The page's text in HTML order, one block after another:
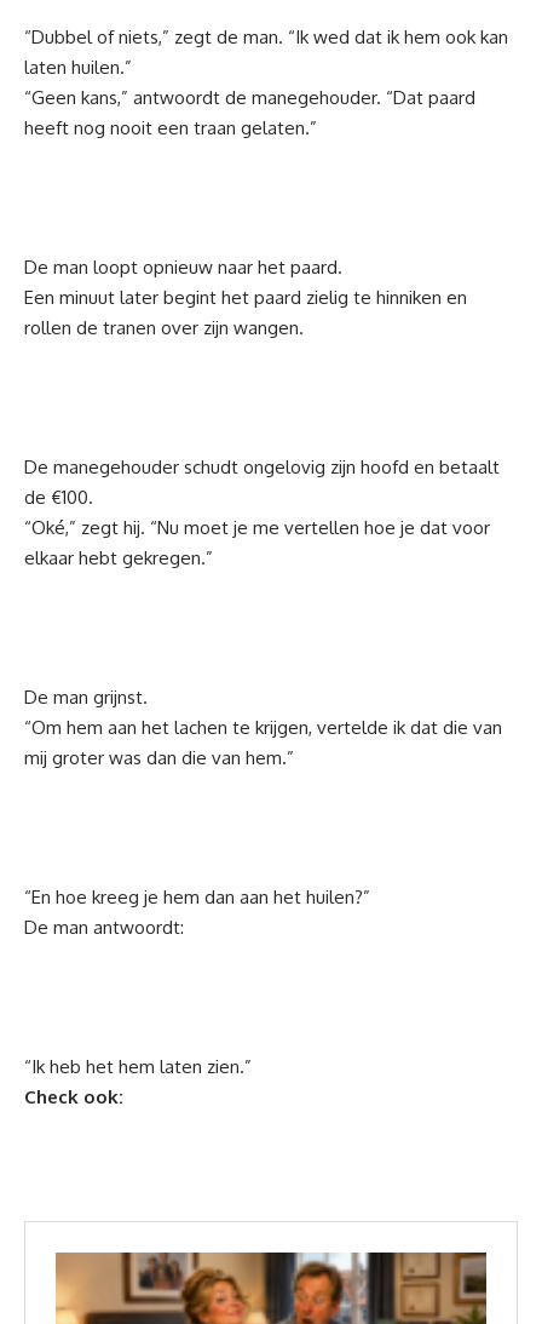
“Dubbel of niets,” zegt de man. “Ik wed dat ik hem ook kan
laten huilen.”
“Geen kans,” antwoordt de manegehouder. “Dat paard
heeft nog nooit een traan gelaten.”
De man loopt opnieuw naar het paard.
Een minuut later begint het paard zielig te hinniken en
rollen de tranen over zijn wangen.
De manegehouder schudt ongelovig zijn hoofd en betaalt
de €100.
“Oké,” zegt hij. “Nu moet je me vertellen hoe je dat voor
elkaar hebt gekregen.”
De man grijnst.
“Om hem aan het lachen te krijgen, vertelde ik dat die van
mij groter was dan die van hem.”
“En hoe kreeg je hem dan aan het huilen?”
De man antwoordt:
“Ik heb het hem laten zien.”
Check ook: